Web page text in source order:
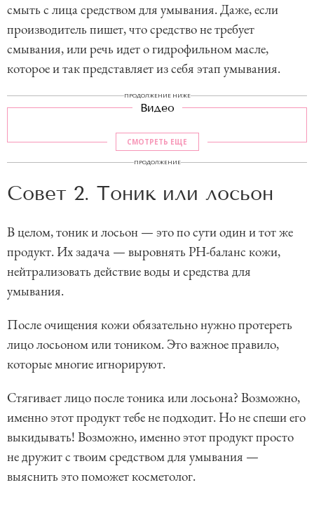
смыть с лица средством для умывания. Даже, если
производитель пишет, что средство не требует
смывания, или речь идет о гидрофильном масле,
которое и так представляет из себя этап умывания.
ПРОДОЛЖЕНИЕ НИЖЕ
Видео
СМОТРЕТЬ ЕЩЕ
ПРОДОЛЖЕНИЕ
Совет 2. Тоник или лосьон
В целом, тоник и лосьон — это по сути один и тот же
продукт. Их задача — выровнять РН-баланс кожи,
нейтрализовать действие воды и средства для
умывания.
После очищения кожи обязательно нужно протереть
лицо лосьоном или тоником. Это важное правило,
которые многие игнорируют.
Стягивает лицо после тоника или лосьона? Возможно,
именно этот продукт тебе не подходит. Но не спеши его
выкидывать! Возможно, именно этот продукт просто
не дружит с твоим средством для умывания —
выяснить это поможет косметолог.